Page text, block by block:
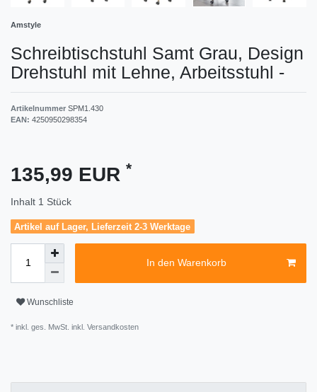
Amstyle
Schreibtischstuhl Samt Grau, Design
Drehstuhl mit Lehne, Arbeitsstuhl -
Artikelnummer SPM1.430
EAN: 4250950298354
135,99 EUR *
Inhalt 1 Stück
Artikel auf Lager, Lieferzeit 2-3 Werktage
In den Warenkorb
Wunschliste
* inkl. ges. MwSt. inkl. Versandkosten